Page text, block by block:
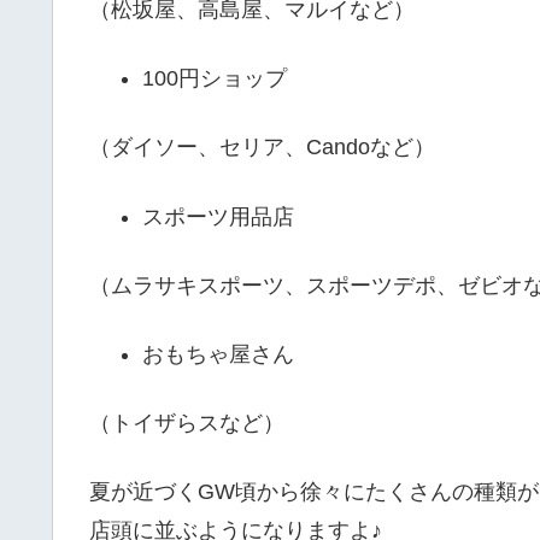
（松坂屋、高島屋、マルイなど）
100円ショップ
（ダイソー、セリア、Candoなど）
スポーツ用品店
（ムラサキスポーツ、スポーツデポ、ゼビオ
おもちゃ屋さん
（トイザらスなど）
夏が近づくGW頃から徐々にたくさんの種類が
店頭に並ぶようになりますよ♪